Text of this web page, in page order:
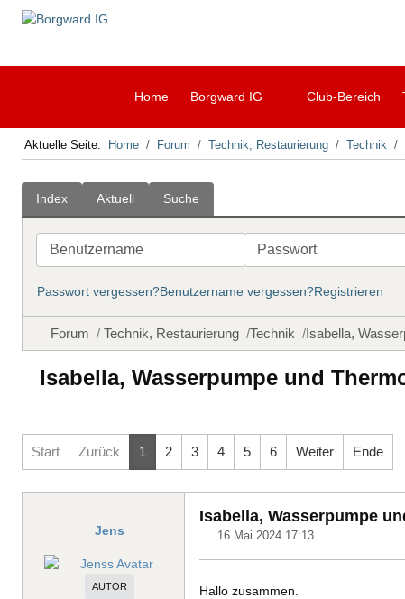
Home Borgward IG Club-Bereich
Aktuelle Seite: Home Forum Technik, Restaurierung Technik
Index Aktuell Suche
Benutzername Passwort
Passwort vergessen?Benutzername vergessen?Registrieren
Forum Technik, Restaurierung Technik Isabella,
Isabella, Wasserpumpe und
Start Zurück 1 2 3 4 5 6 Weiter Ende
Jens
AUTOR
Isabella, Wasserpumpe
16 Mai 2024 17:13
Hallo zusammen.